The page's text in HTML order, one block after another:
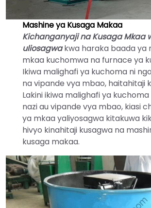
Mashine ya Kusaga Makaa
Kichanganyaji na Kusaga Mkaa
uliosagwakwa haraka baada ya
mkaa kuchomwa na furnace ya
Ikiwa malighafi ya kuchoma ni
na vipande vya mbao, haitahitaji
Lakini ikiwa malighafi ya
nazi au vipande vya mbao, kiasi
ya mkaa yaliyosagwa kitakuwa
hivyo kinahitaji kusagwa na
kusaga makaa.